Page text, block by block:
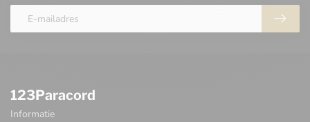
123Paracord
Informatie